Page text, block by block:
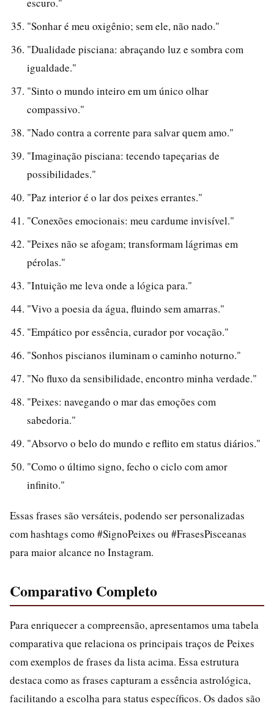
"Sonhar é meu oxigênio; sem ele, não nado."
"Dualidade pisciana: abraçando luz e sombra com
igualdade."
"Sinto o mundo inteiro em um único olhar
compassivo."
"Nado contra a corrente para salvar quem amo."
"Imaginação pisciana: tecendo tapeçarias de
possibilidades."
"Paz interior é o lar dos peixes errantes."
"Conexões emocionais: meu cardume invisível."
"Peixes não se afogam; transformam lágrimas em
pérolas."
"Intuição me leva onde a lógica para."
"Vivo a poesia da água, fluindo sem amarras."
"Empático por essência, curador por vocação."
"Sonhos piscianos iluminam o caminho noturno."
"No fluxo da sensibilidade, encontro minha verdade."
"Peixes: navegando o mar das emoções com
sabedoria."
"Absorvo o belo do mundo e reflito em status diários."
"Como o último signo, fecho o ciclo com amor
infinito."
Essas frases são versáteis, podendo ser personalizadas
com hashtags como #SignoPeixes ou #FrasesPisceanas
para maior alcance no Instagram.
Comparativo Completo
Para enriquecer a compreensão, apresentamos uma tabela
comparativa que relaciona os principais traços de Peixes
com exemplos de frases da lista acima. Essa estrutura
destaca como as frases capturam a essência astrológica,
facilitando a escolha para status específicos. Os dados são